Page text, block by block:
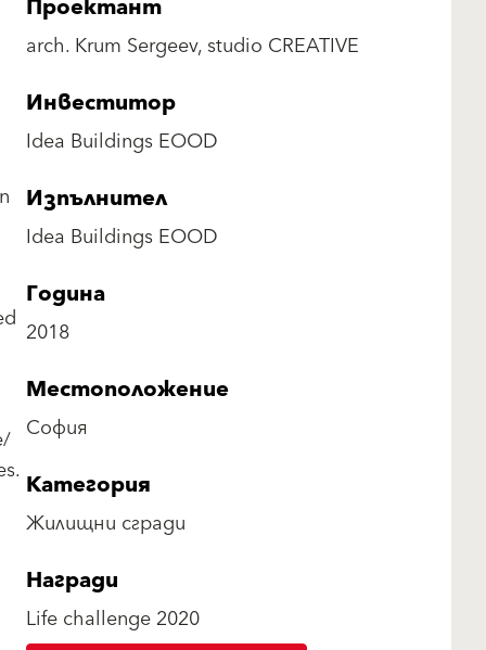
Проектант
arch. Krum Sergeev, studio CREATIVE
Инвеститор
Idea Buildings EOOD
Изпълнител
Idea Buildings EOOD
Година
2018
Местоположение
София
Категория
Жилищни сгради
Награди
Life challenge 2020